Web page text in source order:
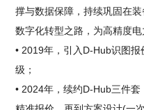
撑与数据保障，持续巩固在装
数字化转型之路，为高精度
• 2019年，引入D-Hub识图
级；
• 2024年，续约D-Hub三件